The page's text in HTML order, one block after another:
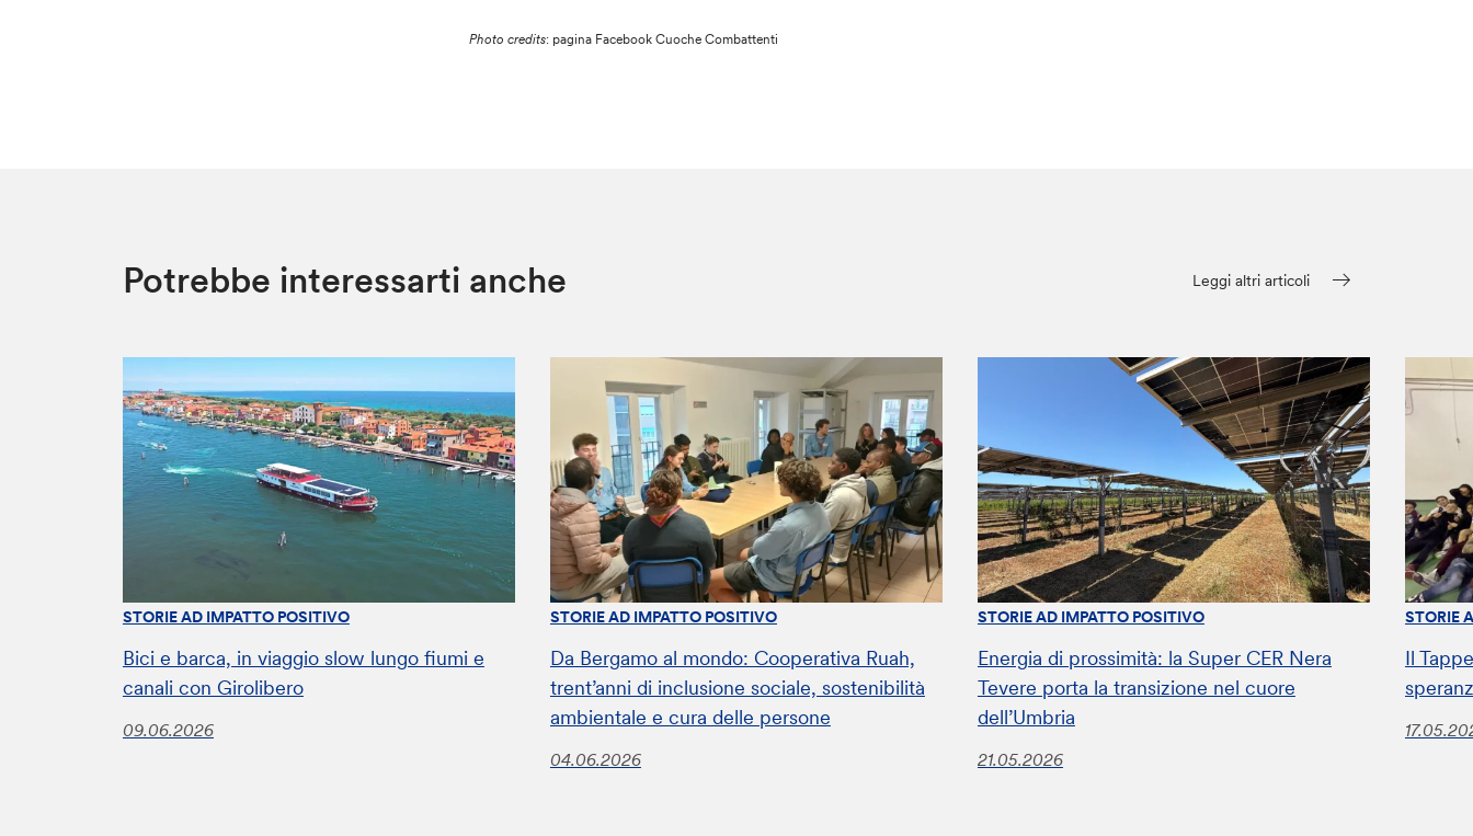
Photo credits: pagina Facebook Cuoche Combattenti
Potrebbe interessarti anche Leggi altri articoli
STORIE AD IMPATTO POSITIVO
Bici e barca, in viaggio slow lungo fiumi e
canali con Girolibero
09.06.2026
STORIE AD IMPATTO POSITIVO
Da Bergamo al mondo: Cooperativa Ruah,
trent’anni di inclusione sociale, sostenibilità
ambientale e cura delle persone
04.06.2026
STORIE AD IMPATTO POSITIVO
Energia di prossimità: la Super CER Nera
Tevere porta la transizione nel cuore
dell’Umbria
21.05.2026
STORIE
Il